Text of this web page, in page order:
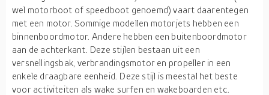
wel motorboot of speedboot genoemd) vaart daarentegen
met een motor. Sommige modellen motorjets hebben een
binnenboordmotor. Andere hebben een buitenboordmotor
aan de achterkant. Deze stijlen bestaan uit een
versnellingsbak, verbrandingsmotor en propeller in een
enkele draagbare eenheid. Deze stijl is meestal het beste
voor activiteiten als wake surfen en wakeboarden etc.